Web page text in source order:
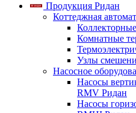
Продукция Ридан
Коттеджная
Комнатные
Узлы
Насосное
Насосы
RMV Ридан
Насосы